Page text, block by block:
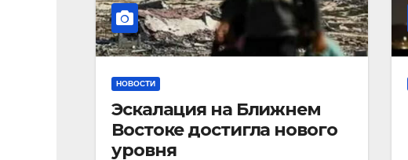
НОВОСТИ
Эскалация на Ближнем
Востоке достигла нового
уровня